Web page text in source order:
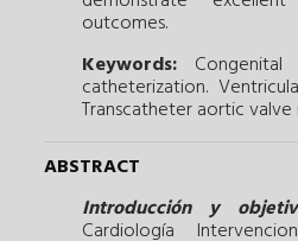
outcomes.
Keywords:
catheterization.
Transcatheter aortic
ABSTRACT
Introducción y
Cardiología